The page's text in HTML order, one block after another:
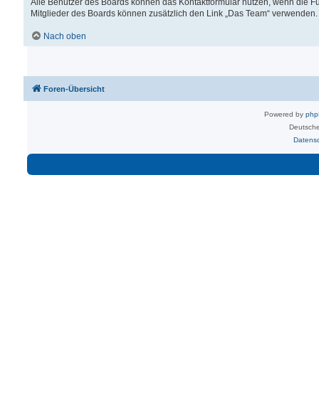
Alle Benutzer des Boards können das Kontaktformular nutzen, wenn die
Mitglieder des Boards können zusätzlich den Link „Das Team“ verwenden.
Nach oben
Foren-Übersicht
Powered by